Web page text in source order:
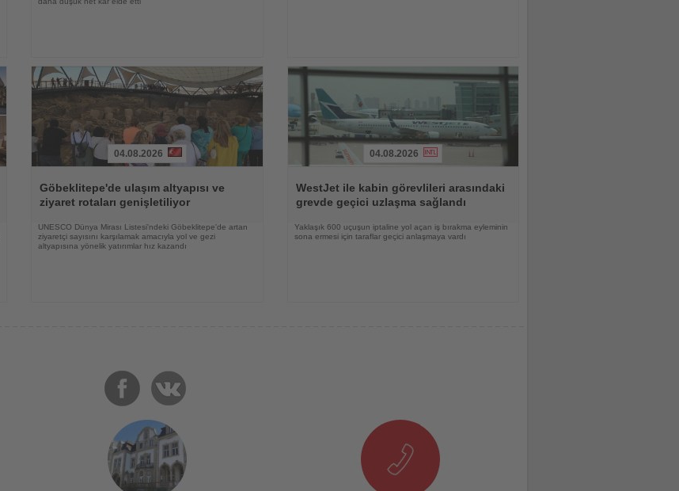
Oku
04.08.2026
Göbeklitepe'de ulaşım altyapısı ve
ziyaret rotaları genişletiliyor
UNESCO Dünya Mirası Listesi'ndeki Göbeklitepe'de artan
ziyaretçi sayısını karşılamak amacıyla yol ve gezi
altyapısına yönelik yatırımlar hız kazandı
Oku
04.08.2026
WestJet ile kabin görevlileri arasındaki
grevde geçici uzlaşma sağlandı
Yaklaşık 600 uçuşun iptaline yol açan iş bırakma eyleminin
sona ermesi için taraflar geçici anlaşmaya vardı